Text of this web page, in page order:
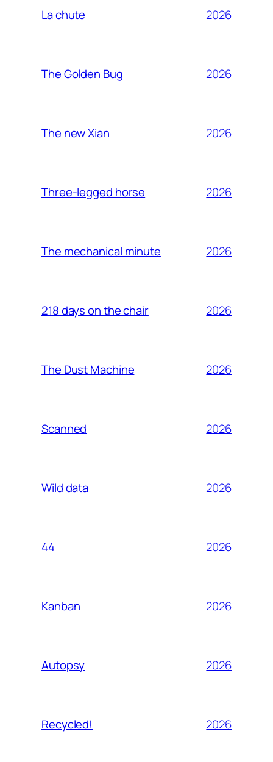
La chute 2026
The Golden Bug 2026
The new Xian 2026
Three-legged horse 2026
The mechanical minute 2026
218 days on the chair 2026
The Dust Machine 2026
Scanned 2026
Wild data 2026
44 2026
Kanban 2026
Autopsy 2026
Recycled! 2026